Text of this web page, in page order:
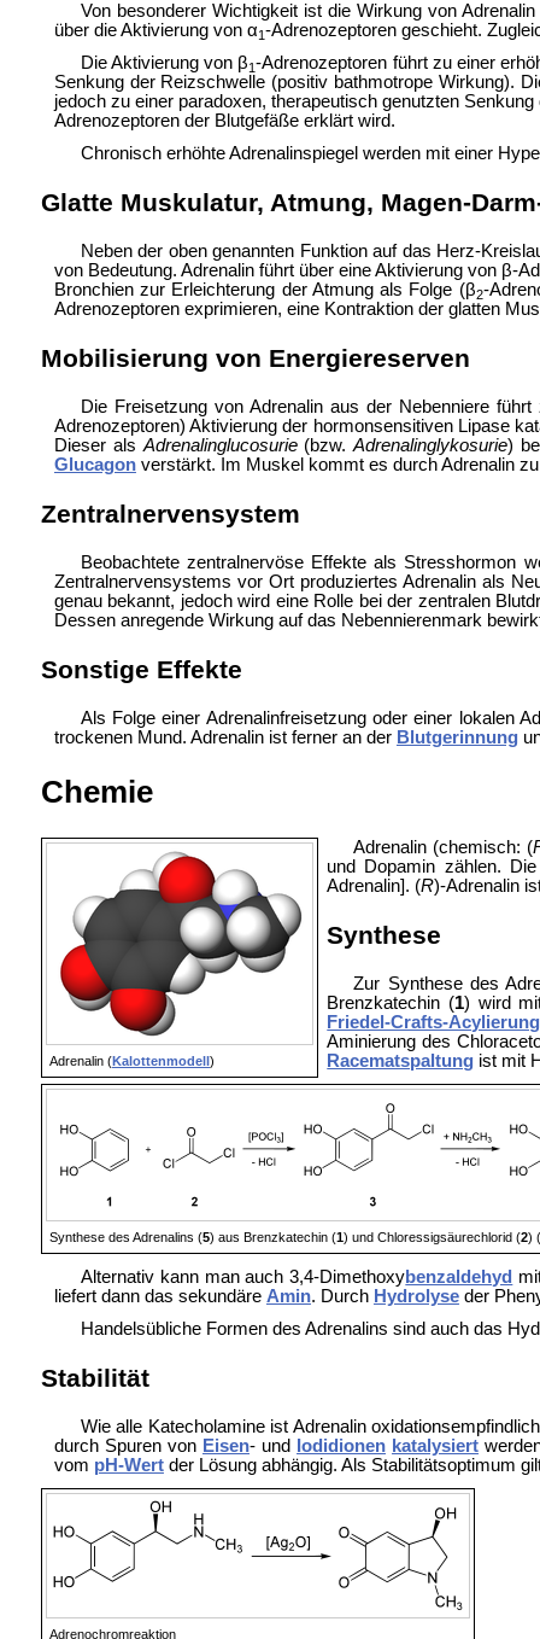
Von besonderer Wichtigkeit ist die Wirkung von
über die Aktivierung von α1-Adrenozeptoren geschieht.
Die Aktivierung von β1-Adrenozeptoren führt zu einer
Senkung der Reizschwelle (positiv bathmotrope Wirkung).
jedoch zu einer paradoxen, therapeutisch genutzten
Adrenozeptoren der Blutgefäße erklärt wird.
Chronisch erhöhte Adrenalinspiegel werden mit einer
Glatte Muskulatur, Atmung, Magen-
Neben der oben genannten Funktion auf das Herz-
von Bedeutung. Adrenalin führt über eine Aktivierung von β-
Bronchien zur Erleichterung der Atmung als Folge (β2-
Adrenozeptoren exprimieren, eine Kontraktion der glatten
Mobilisierung von Energiereserven
Die Freisetzung von Adrenalin aus der Nebenniere
Adrenozeptoren) Aktivierung der hormonsensitiven Lipase
Dieser als Adrenalinglucosurie(bzw.Adrenalinglykosurie)
Glucagonverstärkt. Im Muskel kommt es durch Adrenalin
Zentralnervensystem
Beobachtete zentralnervöse Effekte als Stresshormon
Zentralnervensystems vor Ort produziertes Adrenalin als
genau bekannt, jedoch wird eine Rolle bei der zentralen
Dessen anregende Wirkung auf das Nebennierenmark
Sonstige Effekte
Als Folge einer Adrenalinfreisetzung oder einer lokalen
trockenen Mund. Adrenalin ist ferner an der Blutgerinnung
Chemie
Adrenalin (Kalottenmodell)
Adrenalin (chemisch: (
und Dopamin zählen.
Adrenalin]. (R)-Adrenalin
Synthese
Zur Synthese des
Brenzkatechin (1) wird
Friedel-Crafts-Acylierung
Aminierung des
Racematspaltung ist mit
Synthese des Adrenalins (5) aus Brenzkatechin (1) und Chloressigsäurechlorid (2)
Alternativ kann man auch 3,4-Dimethoxybenzaldehyd
liefert dann das sekundäre Amin. Durch Hydrolyseder
Handelsübliche Formen des Adrenalins sind auch das
Stabilität
Wie alle Katecholamine ist Adrenalin
durch Spuren von Eisen- und Iodidionen katalysiert
vom pH-Wertder Lösung abhängig. Als Stabilitätsoptimum
Adrenochromreaktion